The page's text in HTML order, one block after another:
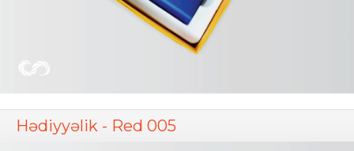
Hədiyyəlik - Red 005